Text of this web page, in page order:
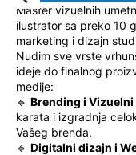
Master vizuelnih
ilustrator sa preko 10
marketing i dizajn
Nudim sve vrste
ideje do finalnog
medije:
🔹 Brending i
karata i izgradnja
Vašeg brenda.
🔹 Digitalni dizajn i